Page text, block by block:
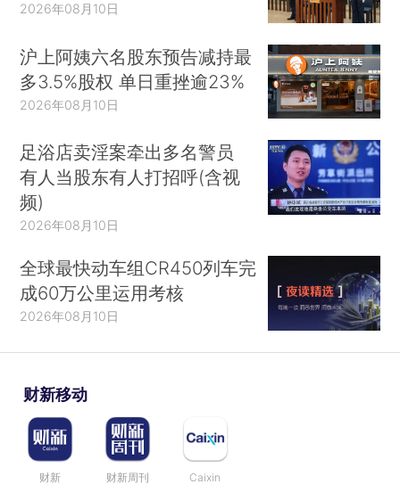
2026年08月10日
沪上阿姨六名股东预告减持最
多3.5%股权 单日重挫逾23%
2026年08月10日
足浴店卖淫案牵出多名警员
有人当股东有人打招呼(含视
频)
2026年08月10日
全球最快动车组CR450列车完
成60万公里运用考核
2026年08月10日
财新移动
财新 财新周刊 Caixin